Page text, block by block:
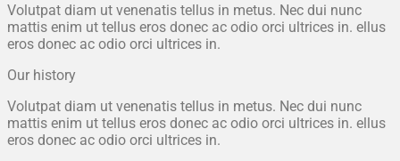
Volutpat diam ut venenatis tellus in metus. Nec dui nunc
mattis enim ut tellus eros donec ac odio orci ultrices in. ellus
eros donec ac odio orci ultrices in.
Our history
Volutpat diam ut venenatis tellus in metus. Nec dui nunc
mattis enim ut tellus eros donec ac odio orci ultrices in. ellus
eros donec ac odio orci ultrices in.